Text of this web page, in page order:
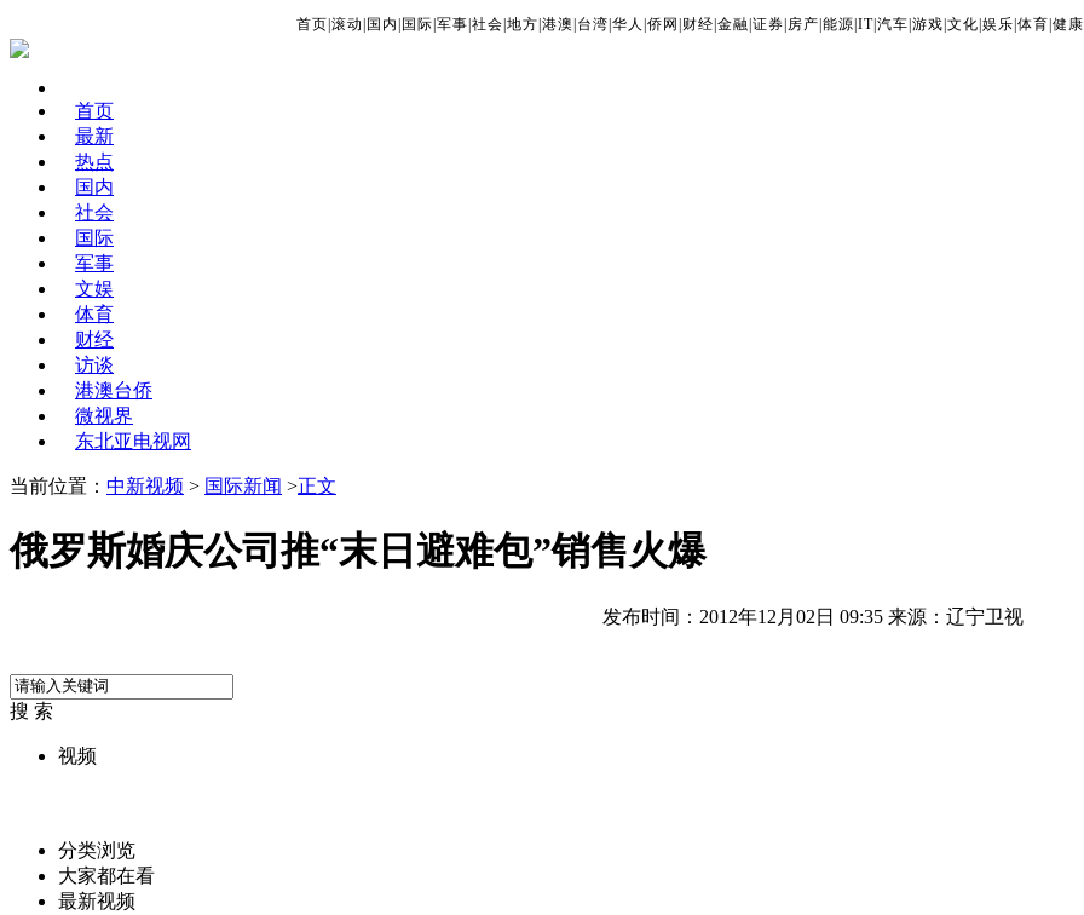
首页 滚动 国内 国际 军事 社会 地方 港澳 台湾 华人 侨网 财经 金融 证券 房产 能源 IT| 汽车 游戏 文化 娱乐 体育 健康
首页
最新
热点
国内
社会
国际
军事
文娱
体育
财经
访谈
港澳台侨
微视界
东北亚电视网
当前位置： 中新视频 > 国际新闻 >正文
俄罗斯婚庆公司推“末日避难包”销售火爆
发布时间：2012年12月02日 09:35 来源：辽宁卫视
搜 索
视频
分类浏览
大家都在看
最新视频